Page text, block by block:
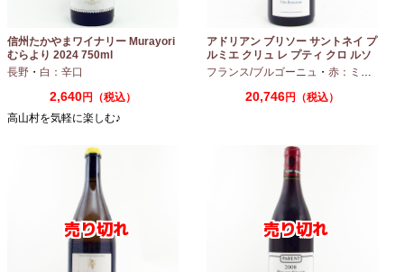
信州たかやまワイナリー Murayori
むらより 2024 750ml
長野 ・ 白：辛口
2,640円（税込）
高山村を気軽に楽しむ♪
アドリアン ブリソー サントネイ プ
ルミエ クリュ レ プティ クロ ルソ
ー 2024 750ml
フランス/ブルゴーニュ ・ 赤：ミディアムボディ
20,746円（税込）